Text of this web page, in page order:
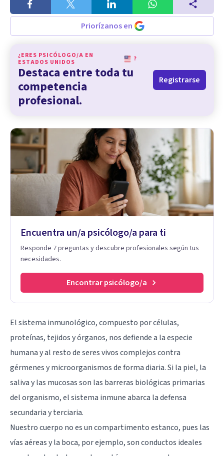
Priorízanos en
¿ERES PSICÓLOGO/A EN
ESTADOS UNIDOS
?
Destaca entre toda tu
competencia
profesional.
Registrarse
Encuentra un/a psicólogo/a para ti
Responde 7 preguntas y descubre profesionales según tus
necesidades.
Encontrar psicólogo/a
El sistema inmunológico, compuesto por células,
proteínas, tejidos y órganos, nos defiende a la especie
humana y al resto de seres vivos complejos contra
gérmenes y microorganismos de forma diaria. Si la piel, la
saliva y las mucosas son las barreras biológicas primarias
del organismo, el sistema inmune abarca la defensa
secundaria y terciaria.
Nuestro cuerpo no es un compartimento estanco, pues las
vías aéreas y la boca, por ejemplo, son conductos ideales